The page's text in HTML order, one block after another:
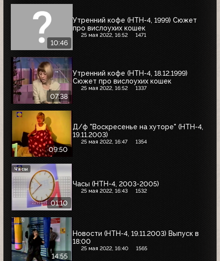
10:46
Утренний кофе (НТН-4, 1999) Сюжет
про вислоухих кошек
25 мая 2022, 16:52 1471
07:38
Утренний кофе (НТН-4, 18.12.1999)
Сюжет про вислоухих кошек
25 мая 2022, 16:52 1337
09:50
Д/ф "Воскресенье на хуторе" (НТН-4,
19.11.2003)
25 мая 2022, 16:47 1354
01:10
Часы (НТН-4, 2003-2005)
25 мая 2022, 16:43 1532
Часы
14:55
Новости (НТН-4, 19.11.2003) Выпуск в
18:00
25 мая 2022, 16:40 1565